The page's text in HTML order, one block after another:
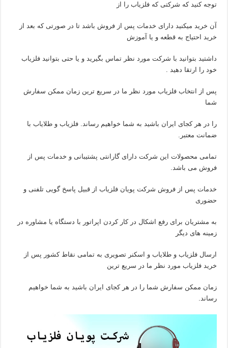
توجه کنید که شرکتی که فلزیاب را از
آن خرید میکنید دارای خدمات پس از فروش باشد تا در صورتی که بعد از
خرید احتیاج به قطعه و یا آموزش
داشتید بتوانید با شرکت مورد نظر تماس بگیرید و یا حتی بتوانید فلزیاب
خود را ارتقا دهید .
پس از انتخاب فلزیاب مورد نظر ما در سریع ترین زمان ممکن سفارش
شما
را در هر کجای ایران باشید به شما خواهیم رساند. فلزیاب و طلایاب با
ضمانت معتبر.
تمامی محصولات این شرکت دارای گارانتی پشتیبانی و خدمات پس از
فروش می باشد.
خدمات پس از فروش شرکت پویان فلزیاب از قبیل پاسخ گویی تلفنی و
حضوری
به مشتریان برای رفع اشکال در کار کردن اپراتور با دستگاه یا مشاوره در
زمینه های دیگر
ارسال فلزیاب و طلایاب و اسکنر تصویری به تمامی نقاط کشور پس از
خرید فلزیاب مورد نظر ما در سریع ترین
زمان ممکن سفارش شما را در هر کجای ایران باشید به شما خواهیم
رساند.